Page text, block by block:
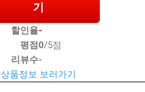
기
할인율-
평점 0/5점
리뷰수-
상품정보 보러가기